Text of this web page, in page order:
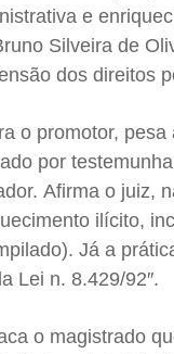
e
Silveira de
dos direitos
o promotor,
por
Afirma o juiz,
ilícito, i
Já a
Lei n. 8.429/92″.
o magistrado